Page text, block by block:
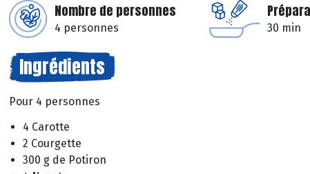
Nombre de personnes
4 personnes 30 min
Ingrédients
Pour 4 personnes
4 Carotte
2 Courgette
300 g de Potiron